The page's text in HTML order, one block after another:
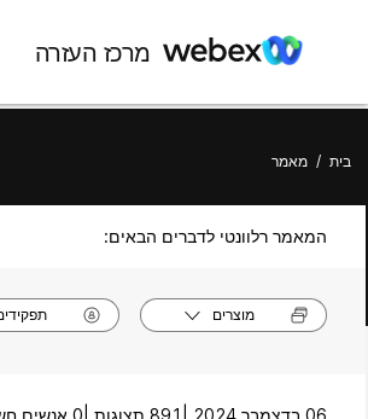
מרכז העזרה
בית / מאמר
המאמר רלוונטי לדברים הבאים:
מוצרים
06 בדצמבר 2024 | 891 תצוגות | 0 אנשים חשבו שזה היה מועיל